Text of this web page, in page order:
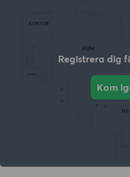
Registrera dig
Kom